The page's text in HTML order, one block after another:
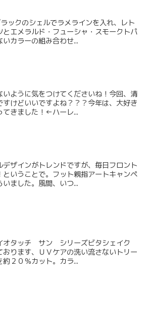
ックのシェルでラメラインを入れ、レト
エメラルド・フューシャ・スモークトパ
カラーの組み合わせ...
ように気をつけてくださいね！今回、清
けどいいですよね？？？今年は、大好き
てきました！←ハーレ...
ザインがトレンドですが、毎日フロント
いうことで。フット親指アートキャンペ
ました。風間、いつ...
タッチ サン シリーズビタシェイク
ります、ＵＶケアの洗い流さないトリー
２０％カット。カラ...